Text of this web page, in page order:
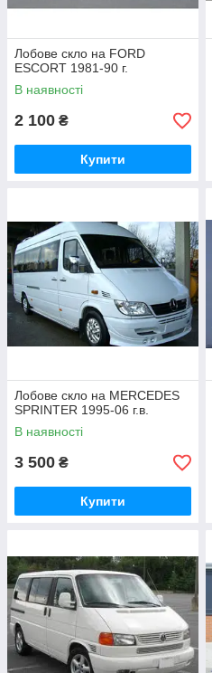
Лобове скло на FORD
ESCORT 1981-90 г.
В наявності
2 100 ₴
Купити
Лобове скло на MERCEDES
SPRINTER 1995-06 г.в.
В наявності
3 500 ₴
Купити